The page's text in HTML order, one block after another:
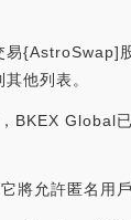
他列表。
BKEX Global
將允許匿名